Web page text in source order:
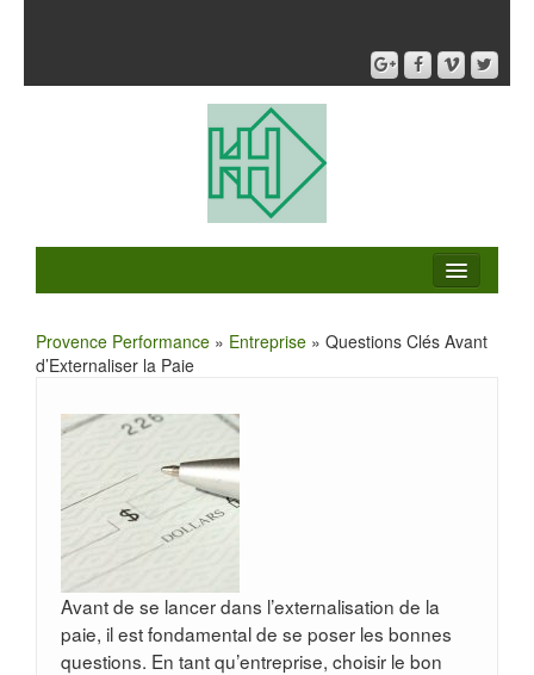
Provence Performance » Entreprise » Questions Clés Avant
d’Externaliser la Paie
Avant de se lancer dans l’externalisation de la
paie, il est fondamental de se poser les bonnes
questions. En tant qu’entreprise, choisir le bon